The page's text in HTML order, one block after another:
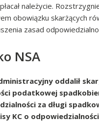
należycie.
obowiązku skarżących
zasad
NSA
oddalił
podatkowej
za długi
KC o